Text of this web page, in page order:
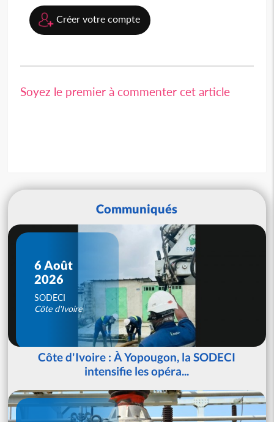
Créer votre compte
Soyez le premier à commenter cet article
Communiqués
6 Août
2026
SODECI
Côte d'Ivoire
Côte d'Ivoire : À Yopougon, la SODECI
intensifie les opéra...